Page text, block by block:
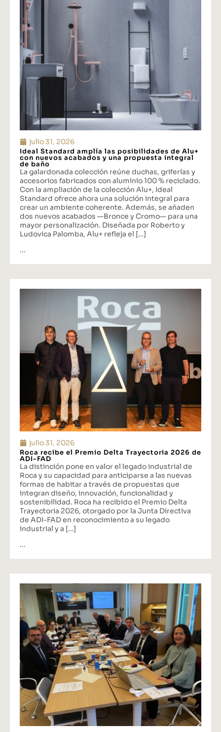
julio 31, 2026
Ideal Standard amplía las posibilidades de Alu+
con nuevos acabados y una propuesta integral
de baño
La galardonada colección reúne duchas, griferías y
accesorios fabricados con aluminio 100 % reciclado.
Con la ampliación de la colección Alu+, Ideal
Standard ofrece ahora una solución integral para
crear un ambiente coherente. Además, se añaden
dos nuevos acabados —Bronce y Cromo— para una
mayor personalización. Diseñada por Roberto y
Ludovica Palomba, Alu+ refleja el […]
...
julio 31, 2026
Roca recibe el Premio Delta Trayectoria 2026 de
ADI-FAD
La distinción pone en valor el legado industrial de
Roca y su capacidad para anticiparse a las nuevas
formas de habitar a través de propuestas que
integran diseño, innovación, funcionalidad y
sostenibilidad. Roca ha recibido el Premio Delta
Trayectoria 2026, otorgado por la Junta Directiva
de ADI-FAD en reconocimiento a su legado
industrial y a […]
...